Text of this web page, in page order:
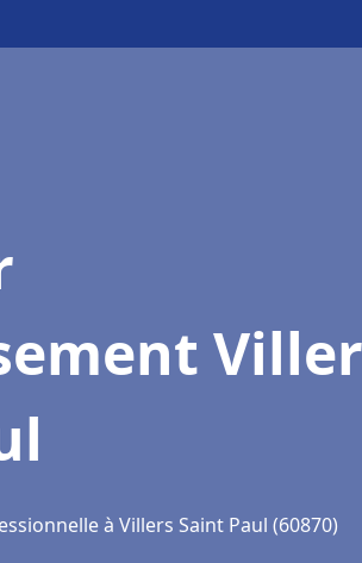
à Villers Saint Paul (60870)